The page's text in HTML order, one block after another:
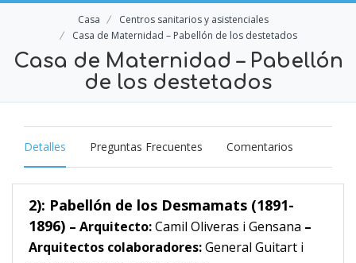
Casa
Centros sanitarios y asistenciales
Casa de Maternidad – Pabellón de los destetados
Casa de Maternidad – Pabellón
de los destetados
Detalles Preguntas Frecuentes Comentarios
2): Pabellón de los Desmamats (1891-
1896) – Arquitecto:Camil Oliveras i Gensana –
Arquitectos colaboradores:General Guitart i